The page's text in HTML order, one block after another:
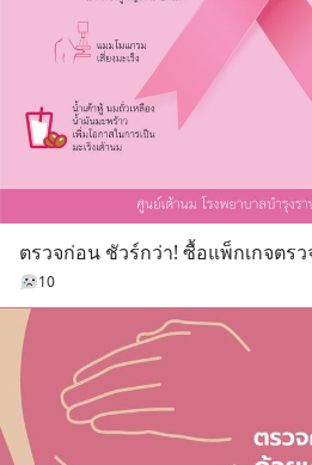
ตรวจก่อน ชัวร์กว่า! ซื้อแพ็กเกจตรว
10